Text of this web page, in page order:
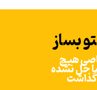
بساز
هیچ
حل نشده
گذاشت